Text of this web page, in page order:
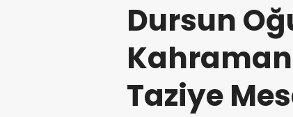
Dursun
Taziye